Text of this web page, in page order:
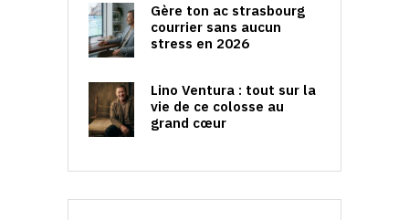
Gère ton ac strasbourg
courrier sans aucun
stress en 2026
Lino Ventura : tout sur la
vie de ce colosse au
grand cœur